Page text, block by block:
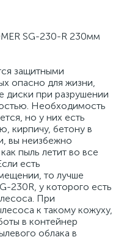
SG-230-R 230мм
защитными
опасно для жизни,
диски при разрушении
Необходимость
но у них есть
кирпичу, бетону в
вы неизбежно
пыль летит во все
есть
то лучше
230R, у которого есть
При
к такому кожуху,
в контейнер
облака в